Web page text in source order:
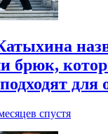
брюк,
для
спустя